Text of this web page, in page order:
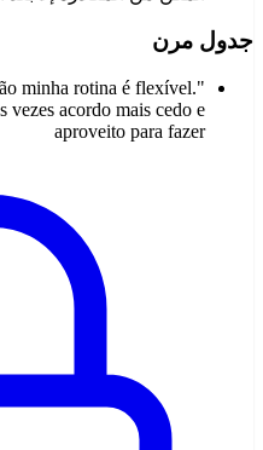
جدول مرن
minha rotina é flexível.
vezes acordo mais cedo e
aproveito para fazer